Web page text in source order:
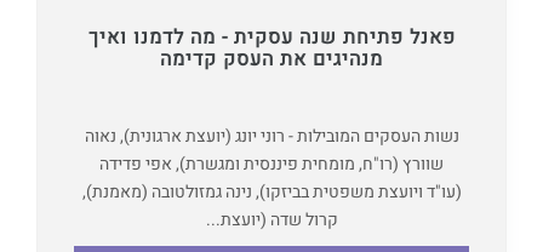
פאנל פתיחת שנה עסקית - מה לדמנו ואיך
מנהיגים את העסק קדימה
נשות העסקים המובילות - רוני יונג (יועצת ארגונית), נאוה
שוורץ (רו"ח, מומחית פיננסית ומגשרת), אפי פדידה
(עו"ד ויועצת משפטית בביזקו), נינה גמזולטובה (מאמנת),
קרול שדה (יועצת...